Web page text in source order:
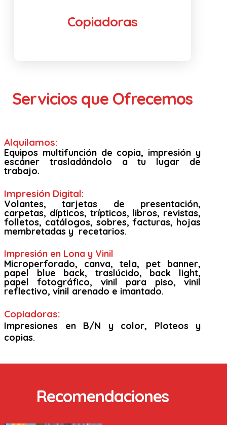
Copiadoras
Servicios que Ofrecemos
Alquilamos:
Equipos multifunción de copia, impresión y
escáner trasladándolo a tu lugar de
trabajo.
Impresión Digital:
Volantes, tarjetas de presentación,
carpetas, dípticos, trípticos, libros, revistas,
folletos, catálogos, sobres, facturas, hojas
membretadas y recetarios.
Impresión en Lona y Vinil
Microperforado, canva, tela, pet banner,
papel blue back, traslúcido, back light,
papel fotográfico, vinil para piso, vinil
reflectivo, vinil arenado e imantado.
Copiadoras:
Impresiones en B/N y color, Ploteos y
copias.
Recomendaciones